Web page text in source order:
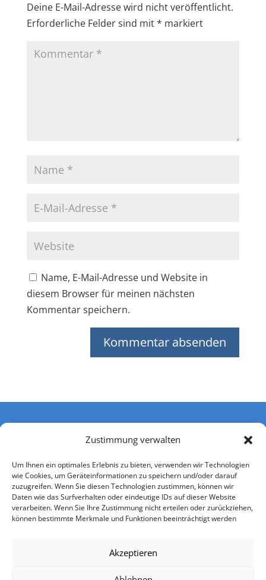
Zustimmung verwalten
Um Ihnen ein optimales Erlebnis zu bieten, verwenden wir Technologien
wie Cookies, um Geräteinformationen zu speichern und/oder darauf
zuzugreifen. Wenn Sie diesen Technologien zustimmen, können wir
Daten wie das Surfverhalten oder eindeutige IDs auf dieser Website
verarbeiten. Wenn Sie Ihre Zustimmung nicht erteilen oder zurückziehen,
können bestimmte Merkmale und Funktionen beeinträchtigt werden
Akzeptieren
Deine E-Mail-Adresse wird nicht veröffentlicht.
Erforderliche Felder sind mit* markiert
Name, E-Mail-Adresse und Website in
diesem Browser für meinen nächsten
Kommentar speichern.
Impressum
Datenschutzerklärung
Einwilligung Kontaktaufnahme